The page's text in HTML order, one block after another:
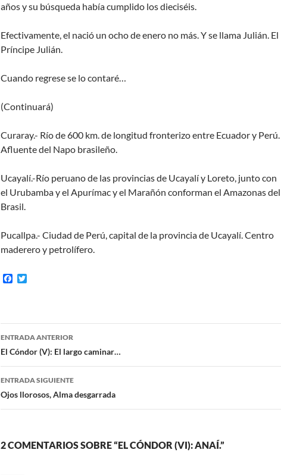
años y su búsqueda había cumplido los dieciséis.
Efectivamente, el nació un ocho de enero no más. Y se llama Julián. El
Príncipe Julián.
Cuando regrese se lo contaré…
(Continuará)
Curaray.- Río de 600 km. de longitud fronterizo entre Ecuador y Perú.
Afluente del Napo brasileño.
Ucayalí.-Río peruano de las provincias de Ucayalí y Loreto, junto con
el Urubamba y el Apurímac y el Marañón conforman el Amazonas del
Brasil.
Pucallpa.- Ciudad de Perú, capital de la provincia de Ucayalí. Centro
maderero y petrolífero.
F
o
o
e
r
Navegación
de
entradas
ENTRADA ANTERIOR
El Cóndor (V): El largo caminar…
ENTRADA SIGUIENTE
Ojos llorosos, Alma desgarrada
2 COMENTARIOS SOBRE “EL CÓNDOR (VI): ANAÍ.”